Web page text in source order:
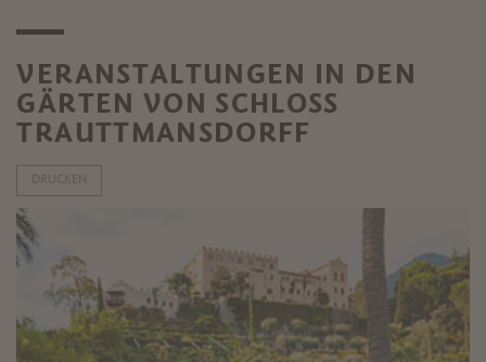
VERANSTALTUNGEN IN DEN
GÄRTEN VON SCHLOSS
TRAUTTMANSDORFF
DRUCKEN